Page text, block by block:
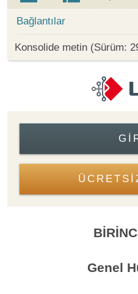
Bağlantılar
Konsolide metin (Sürüm:
Genel